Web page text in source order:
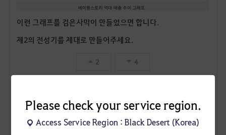
Please check your service region.
Access Service Region : Black Desert (Korea)
이런 그래프를 검은사막이 만들었으면 합니다.
제2의 전성기를 제대로 만들어주세요.
2 4
284 74
백색여우매구